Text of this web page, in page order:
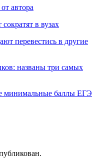
автора
в вузах
перевестись в другие
названы три самых
минимальные баллы ЕГЭ